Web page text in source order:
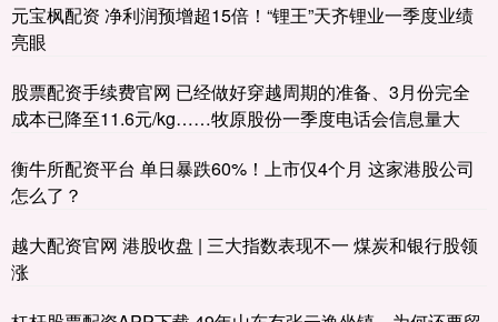
元宝枫配资 净利润预增超15倍！“锂王”天齐锂业一季度业绩
亮眼
股票配资手续费官网 已经做好穿越周期的准备、3月份完全
成本已降至11.6元/kg……牧原股份一季度电话会信息量大
衡牛所配资平台 单日暴跌60%！上市仅4个月 这家港股公司
怎么了？
越大配资官网 港股收盘 | 三大指数表现不一 煤炭和银行股领
涨